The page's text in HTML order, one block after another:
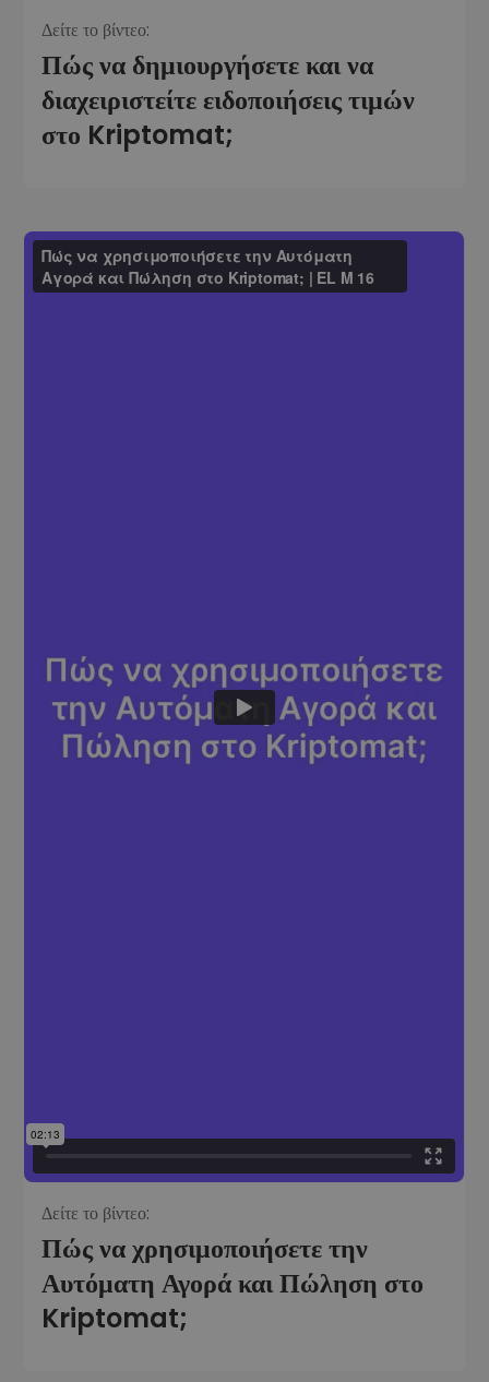
Δείτε το βίντεο:
Πώς να δημιουργήσετε και να
διαχειριστείτε ειδοποιήσεις τιμών
στο Kriptomat;
Δείτε το βίντεο:
Πώς να χρησιμοποιήσετε την
Αυτόματη Αγορά και Πώληση στο
Kriptomat;